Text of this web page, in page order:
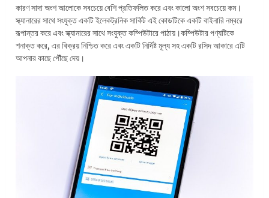
কারণ সাদা অংশ আলোকে সবচেয়ে বেশি প্রতিফলিত করে এবং কালো অংশ সবচেয়ে কম।
স্ক্যানারের সাথে সংযুক্ত একটি ইলেকট্রনিক সার্কিট এই কোডটিকে একটি বাইনারি নম্বরে
রূপান্তর করে এবং স্ক্যানারের সাথে সংযুক্ত কম্পিউটারে পাঠায়।কম্পিউটার পণ্যটিকে
শনাক্ত করে, এর বিক্রয় নিশ্চিত করে এবং একটি নির্দিষ্ট মূল্য সহ একটি রসিদ আকারে এটি
আপনার কাছে পৌঁছে দেয়।